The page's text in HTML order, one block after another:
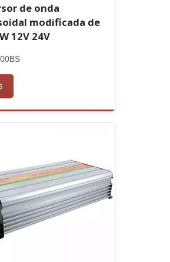
de onda
modificada de
12V 24V